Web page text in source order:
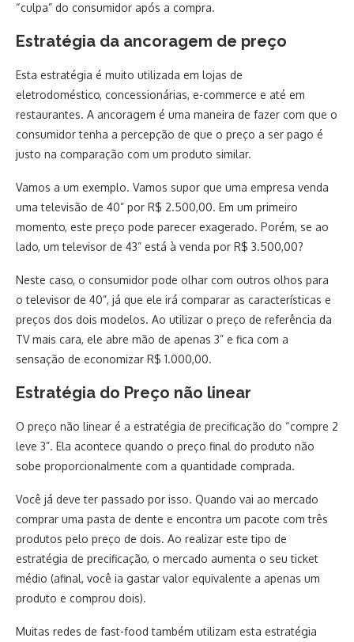
“culpa” do consumidor após a compra.
Estratégia da ancoragem de preço
Esta estratégia é muito utilizada em lojas de
eletrodoméstico, concessionárias, e-commerce e até em
restaurantes. A ancoragem é uma maneira de fazer com que o
consumidor tenha a percepção de que o preço a ser pago é
justo na comparação com um produto similar.
Vamos a um exemplo. Vamos supor que uma empresa venda
uma televisão de 40” por R$ 2.500,00. Em um primeiro
momento, este preço pode parecer exagerado. Porém, se ao
lado, um televisor de 43” está à venda por R$ 3.500,00?
Neste caso, o consumidor pode olhar com outros olhos para
o televisor de 40”, já que ele irá comparar as características e
preços dos dois modelos. Ao utilizar o preço de referência da
TV mais cara, ele abre mão de apenas 3” e fica com a
sensação de economizar R$ 1.000,00.
Estratégia do Preço não linear
O preço não linear é a estratégia de precificação do “compre 2
leve 3”. Ela acontece quando o preço final do produto não
sobe proporcionalmente com a quantidade comprada.
Você já deve ter passado por isso. Quando vai ao mercado
comprar uma pasta de dente e encontra um pacote com três
produtos pelo preço de dois. Ao realizar este tipo de
estratégia de precificação, o mercado aumenta o seu ticket
médio (afinal, você ia gastar valor equivalente a apenas um
produto e comprou dois).
Muitas redes de fast-food também utilizam esta estratégia